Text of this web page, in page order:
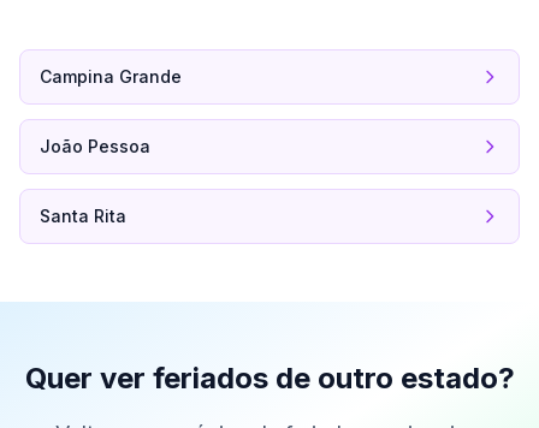
Campina Grande
João Pessoa
Santa Rita
Quer ver feriados de outro estado?